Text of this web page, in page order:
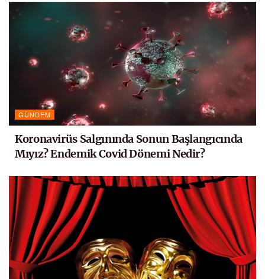
GÜNDEM
Koronavirüs Salgınında Sonun Başlangıcında
Mıyız? Endemik Covid Dönemi Nedir?